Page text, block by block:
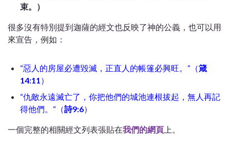
束。）
很多沒有特別提到迦薩的經文也反映了神的公義，也可以用
來宣告，例如：
“惡人的房屋必遭毀滅，正直人的帳篷必興旺。“（箴
14:11 ）
“仇敵永遠滅亡了，你把他們的城池連根拔起，無人再記
得他們。“（詩9:6）
一個完整的相關經文列表張貼在我們的網頁 上。